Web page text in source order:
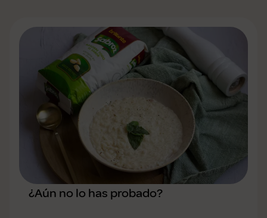
¿Aún no lo has probado?